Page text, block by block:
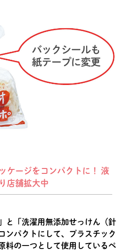
ケージをコンパクトに！ 液
店舗拡大中
と「洗濯用無添加せっけん（針
ンパクトにして、プラスチック
料の一つとして使用しているペ